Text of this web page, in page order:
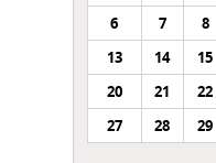
6
7 8
13
14 15
20
21 22
27
28 29